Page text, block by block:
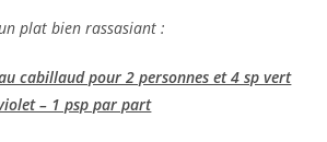
plat bien rassasiant :
cabillaud pour 2 personnes et 4 sp vert
– 1 psp par part